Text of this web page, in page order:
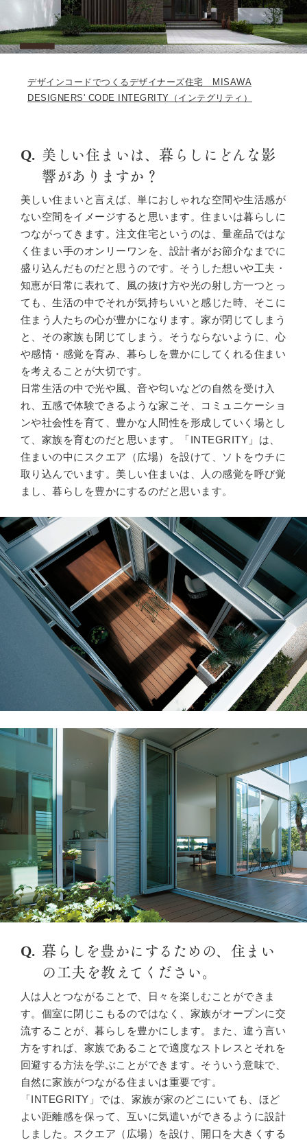
デザインコードでつくるデザイナーズ住宅 MISAWA
DESIGNERS' CODE INTEGRITY（インテグリティ）
美しい住まいは、暮らしにどんな影
響がありますか？
美しい住まいと言えば、単におしゃれな空間や生活感が
ない空間をイメージすると思います。住まいは暮らしに
つながってきます。注文住宅というのは、量産品ではな
く住まい手のオンリーワンを、設計者がお節介なまでに
盛り込んだものだと思うのです。そうした想いや工夫・
知恵が日常に表れて、風の抜け方や光の射し方一つとっ
ても、生活の中でそれが気持ちいいと感じた時、そこに
住まう人たちの心が豊かになります。家が閉じてしまう
と、その家族も閉じてしまう。そうならないように、心
や感情・感覚を育み、暮らしを豊かにしてくれる住まい
を考えることが大切です。
日常生活の中で光や風、音や匂いなどの自然を受け入
れ、五感で体験できるような家こそ、コミュニケーショ
ンや社会性を育て、豊かな人間性を形成していく場とし
て、家族を育むのだと思います。「INTEGRITY」は、
住まいの中にスクエア（広場）を設けて、ソトをウチに
取り込んでいます。美しい住まいは、人の感覚を呼び覚
まし、暮らしを豊かにするのだと思います。
暮らしを豊かにするための、住まい
の工夫を教えてください。
人は人とつながることで、日々を楽しむことができま
す。個室に閉じこもるのではなく、家族がオープンに交
流することが、暮らしを豊かにします。また、違う言い
方をすれば、家族であることで適度なストレスとそれを
回避する方法を学ぶことができます。そういう意味で、
自然に家族がつながる住まいは重要です。
「INTEGRITY」では、家族が家のどこにいても、ほど
よい距離感を保って、互いに気遣いができるように設計
しました。スクエア（広場）を設け、開口を大きくする